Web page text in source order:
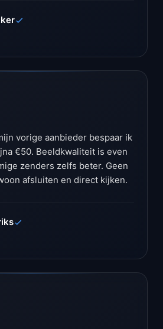
vorige aanbieder bespaar ik
€50. Beeldkwaliteit is even
zenders zelfs beter. Geen
afsluiten en direct kijken.